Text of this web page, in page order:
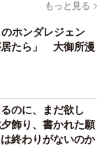
もっと見る
ホンダレジェン
たら」 大御所漫
のに、まだ欲し
飾り、書かれた願
終わりがないのか